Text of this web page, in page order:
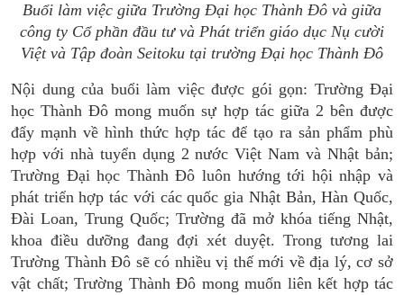
Buổi làm việc giữa Trường Đại học Thành Đô và giữa
công ty Cổ phần đầu tư và Phát triển giáo dục Nụ cười
Việt và Tập đoàn Seitoku tại trường Đại học Thành Đô
Nội dung của buổi làm việc được gói gọn: Trường Đại
học Thành Đô mong muốn sự hợp tác giữa 2 bên được
đẩy mạnh về hình thức hợp tác để tạo ra sản phẩm phù
hợp với nhà tuyển dụng 2 nước Việt Nam và Nhật bản;
Trường Đại học Thành Đô luôn hướng tới hội nhập và
phát triển hợp tác với các quốc gia Nhật Bản, Hàn Quốc,
Đài Loan, Trung Quốc; Trường đã mở khóa tiếng Nhật,
khoa điều dưỡng đang đợi xét duyệt. Trong tương lai
Trường Thành Đô sẽ có nhiều vị thế mới về địa lý, cơ sở
vật chất; Trường Thành Đô mong muốn liên kết hợp tác